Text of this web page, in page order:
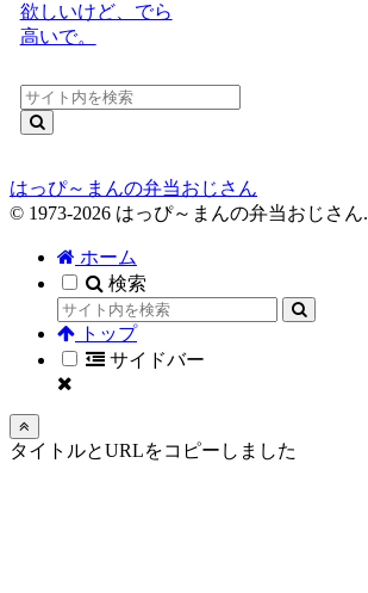
欲しいけど、でら
高いで。
はっぴ～まんの弁当おじさん
© 1973-2026 はっぴ～まんの弁当おじさん.
ホーム
検索
トップ
サイドバー
タイトルとURLをコピーしました